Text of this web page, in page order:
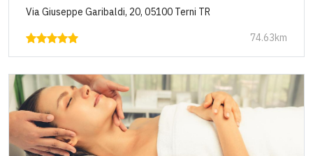
Via Giuseppe Garibaldi, 20, 05100 Terni TR
74.63km